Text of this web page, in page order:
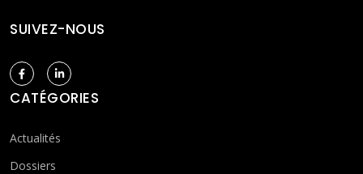
SUIVEZ-NOUS
CATÉGORIES
Actualités
Dossiers